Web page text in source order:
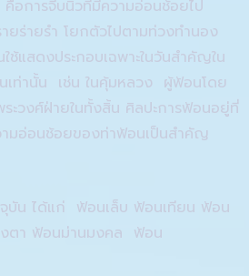
คือการจีบนิ้วที่มีความอ่อนช้อยไป
ยร่ายรำ โยกตัวไปตามท่วงทำนอง
ช้แสดงประกอบเฉพาะในวันสำคัญใน
เท่านั้น เช่น ในคุ้มหลวง ผู้ฟ้อนโดย
ะวงศ์ฝ่ายในทั้งสิ้น ศิลปะการฟ้อนอยู่ที่
มอ่อนช้อยของท่าฟ้อนเป็นสำคัญ
บัน ได้แก่ ฟ้อนเล็บ ฟ้อนเทียน ฟ้อน
ตา ฟ้อนม่านมงคล ฟ้อน